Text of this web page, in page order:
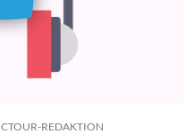
CTOUR-REDAKTION